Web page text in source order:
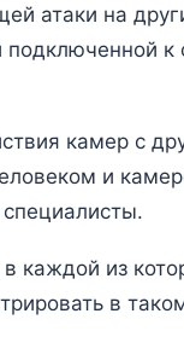
атаки на
камер с
и
каждой из
в